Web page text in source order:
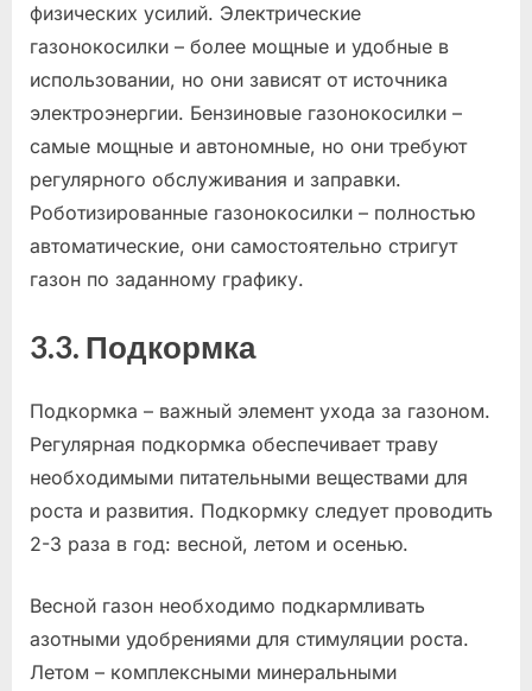
физических усилий. Электрические
газонокосилки – более мощные и удобные в
использовании, но они зависят от источника
электроэнергии. Бензиновые газонокосилки –
самые мощные и автономные, но они требуют
регулярного обслуживания и заправки.
Роботизированные газонокосилки – полностью
автоматические, они самостоятельно стригут
газон по заданному графику.
3.3. Подкормка
Подкормка – важный элемент ухода за газоном.
Регулярная подкормка обеспечивает траву
необходимыми питательными веществами для
роста и развития. Подкормку следует проводить
2-3 раза в год: весной, летом и осенью.
Весной газон необходимо подкармливать
азотными удобрениями для стимуляции роста.
Летом – комплексными минеральными